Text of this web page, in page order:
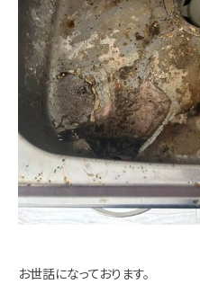
お世話になっております。